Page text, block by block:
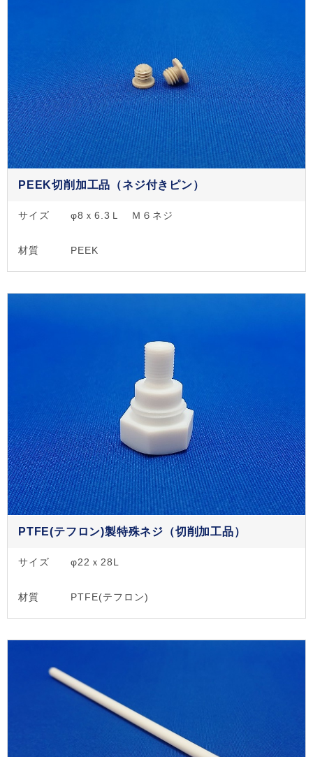
PEEK切削加工品（ネジ付きピン）
サイズ φ8ｘ6.3Ｌ Ｍ６ネジ
材質 PEEK
PTFE(テフロン)製特殊ネジ（切削加工品）
サイズ φ22ｘ28L
材質 PTFE(テフロン)